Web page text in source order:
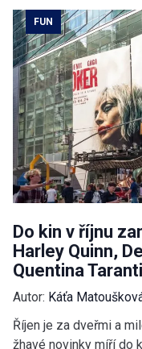
FUN
Do kin v říjnu
Harley Quinn,
Quentina
Autor: Káťa
Říjen je za dveřmi a
žhavé novinky míří do